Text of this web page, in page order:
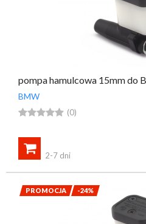
pompa hamulcowa 15mm do
BMW
 (0)

2-7 dni
PROMOCJA -24%